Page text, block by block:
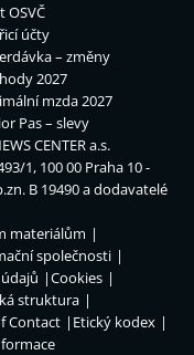
OSVČ
účty
– změny
2027
mzda 2027
Pas – slevy
CENTER a.s.
1, 100 00 Praha 10 -
B 19490 a dodavatelé
materiálům
společnosti
Cookies
struktura
Contact
Etický kodex